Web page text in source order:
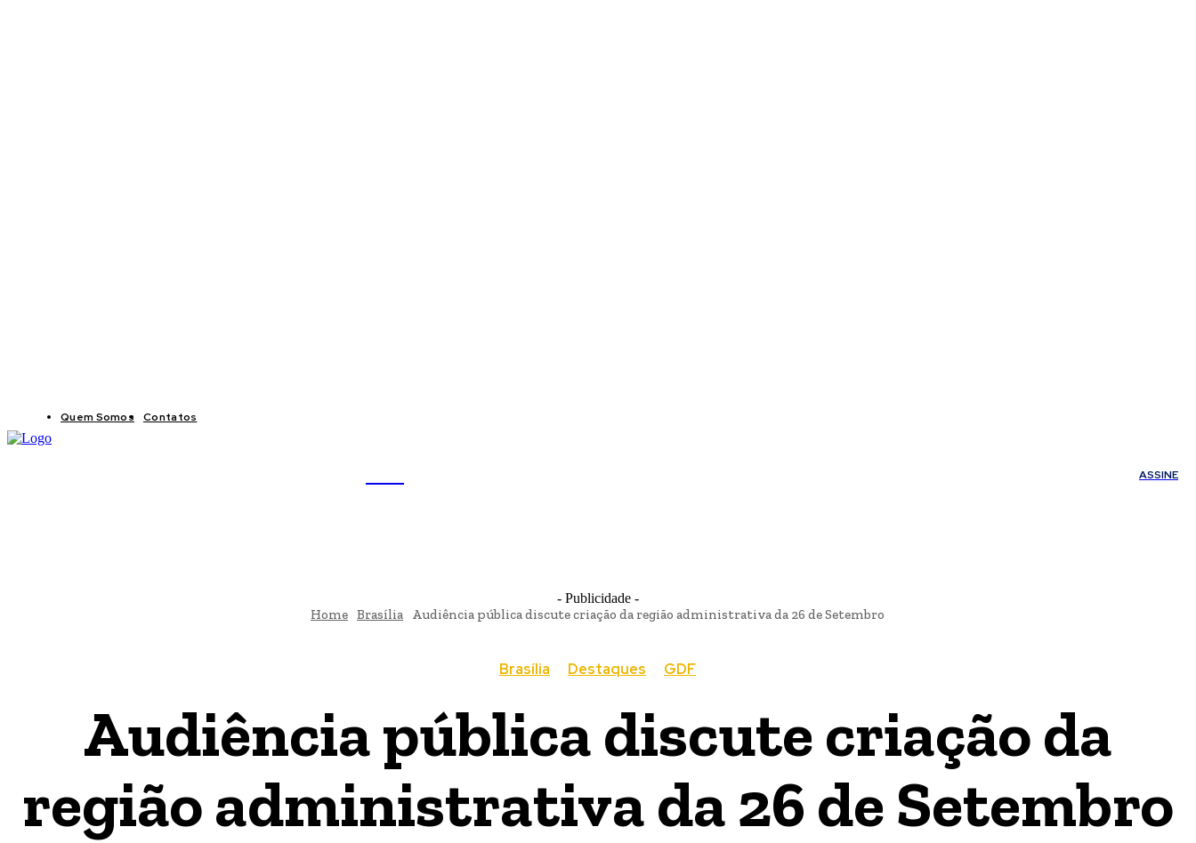
Quem Somos Contatos
ASSINE
- Publicidade -
Home Brasília Audiência pública discute criação da região administrativa da 26 de Setembro
Brasília Destaques GDF
Audiência pública discute criação da
região administrativa da 26 de Setembro